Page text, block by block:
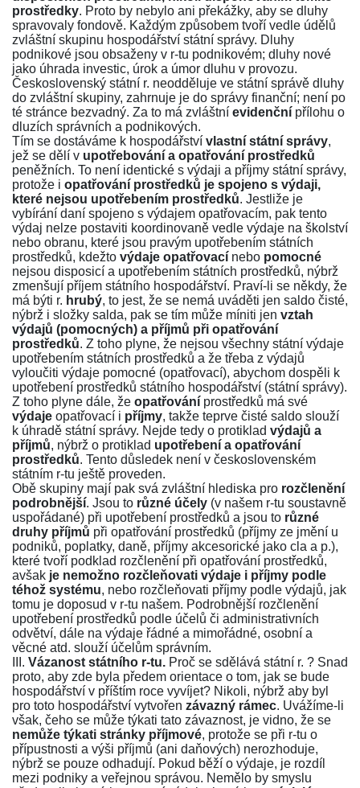
prostředky. Proto by nebylo ani překážky, aby se dluhy
spravovaly fondově. Každým způsobem tvoří vedle údělů
zvláštní skupinu hospodářství státní správy. Dluhy
podnikové jsou obsaženy v r-tu podnikovém; dluhy nové
jako úhrada investic, úrok a úmor dluhu v provozu.
Československý státní r. neodděluje ve státní správě dluhy
do zvláštní skupiny, zahrnuje je do správy finanční; není po
té stránce bezvadný. Za to má zvláštní evidenční přílohu o
dluzích správních a podnikových.
Tím se dostáváme k hospodářství vlastní státní správy,
jež se dělí v upotřebování a opatřování prostředků
peněžních. To není identické s výdaji a příjmy státní správy,
protože i opatřování prostředků je spojeno s výdaji,
které nejsou upotřebením prostředků. Jestliže je
vybírání daní spojeno s výdajem opatřovacím, pak tento
výdaj nelze postaviti koordinovaně vedle výdaje na školství
nebo obranu, které jsou pravým upotřebením státních
prostředků, kdežto výdaje opatřovací nebo pomocné
nejsou disposicí a upotřebením státních prostředků, nýbrž
zmenšují příjem státního hospodářství. Praví-li se někdy, že
má býti r. hrubý, to jest, že se nemá uváděti jen saldo čisté,
nýbrž i složky salda, pak se tím může míniti jen vztah
výdajů (pomocných) a příjmů při opatřování
prostředků. Z toho plyne, že nejsou všechny státní výdaje
upotřebením státních prostředků a že třeba z výdajů
vyloučiti výdaje pomocné (opatřovací), abychom dospěli k
upotřebení prostředků státního hospodářství (státní správy).
Z toho plyne dále, že opatřování prostředků má své
výdaje opatřovací i příjmy, takže teprve čisté saldo slouží
k úhradě státní správy. Nejde tedy o protiklad výdajů a
příjmů, nýbrž o protiklad upotřebení a opatřování
prostředků. Tento důsledek není v československém
státním r-tu ještě proveden.
Obě skupiny mají pak svá zvláštní hlediska pro rozčlenění
podrobnější. Jsou to různé účely (v našem r-tu soustavně
uspořádané) při upotřebení prostředků a jsou to různé
druhy příjmů při opatřování prostředků (příjmy ze jmění u
podniků, poplatky, daně, příjmy akcesorické jako cla a p.),
které tvoří podklad rozčlenění při opatřování prostředků,
avšak je nemožno rozčleňovati výdaje i příjmy podle
téhož systému, nebo rozčleňovati příjmy podle výdajů, jak
tomu je doposud v r-tu našem. Podrobnější rozčlenění
upotřebení prostředků podle účelů či administrativních
odvětví, dále na výdaje řádné a mimořádné, osobní a
věcné atd. slouží účelům správním.
III. Vázanost státního r-tu. Proč se sdělává státní r. ? Snad
proto, aby zde byla předem orientace o tom, jak se bude
hospodářství v příštím roce vyvíjet? Nikoli, nýbrž aby byl
pro toto hospodářství vytvořen závazný rámec. Uvážíme-li
však, čeho se může týkati tato závaznost, je vidno, že se
nemůže týkati stránky příjmové, protože se při r-tu o
přípustnosti a výši příjmů (ani daňových) nerozhoduje,
nýbrž se pouze odhadují. Pokud běží o výdaje, je rozdíl
mezi podniky a veřejnou správou. Nemělo by smyslu